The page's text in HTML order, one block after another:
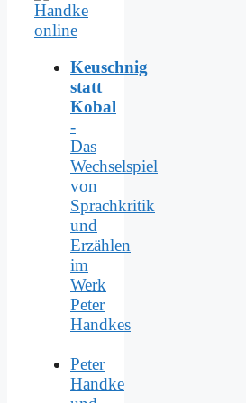
Keuschnig
statt
Kobal
-
Das
Wechselspiel
von
Sprachkritik
und
Erzählen
im
Werk
Peter
Handkes
Peter
Handke